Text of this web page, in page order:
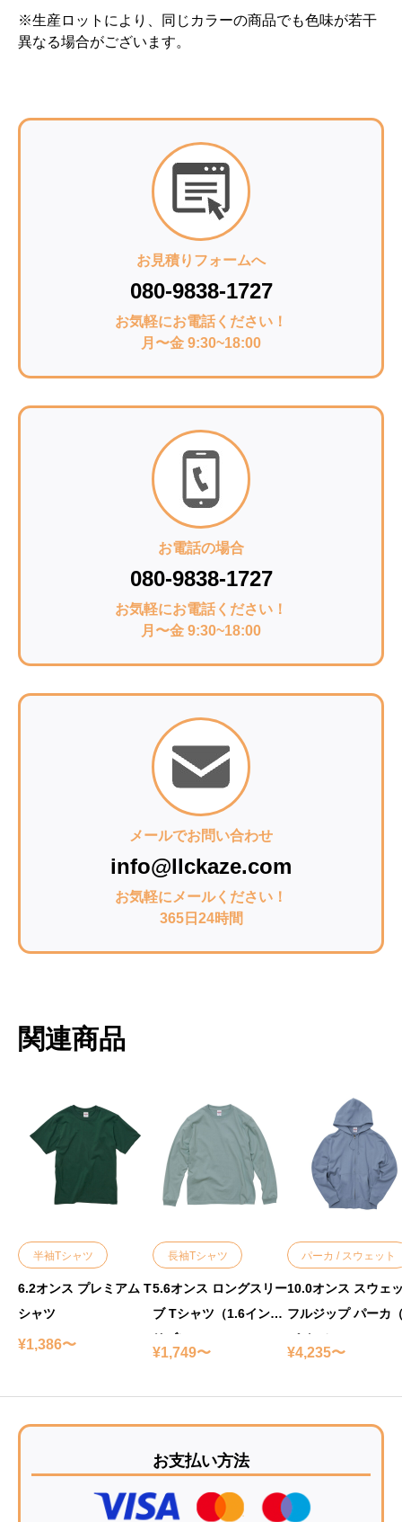
※生産ロットにより、同じカラーの商品でも色味が若干
異なる場合がございます。
お見積りフォームへ
080-9838-1727
お気軽にお電話ください！
月〜金 9:30~18:00
お電話の場合
080-9838-1727
お気軽にお電話ください！
月〜金 9:30~18:00
メールでお問い合わせ
info@llckaze.com
お気軽にメールください！
365日24時間
関連商品
半袖Tシャツ
6.2オンス プレミアム T
シャツ
¥1,386〜
長袖Tシャツ
5.6オンス ロングスリー
ブ Tシャツ（1.6インチ
リブ）
¥1,749〜
パーカ / スウェット
10.0オンス スウェ
フルジップ パーカ
パイル）
¥4,235〜
お支払い方法